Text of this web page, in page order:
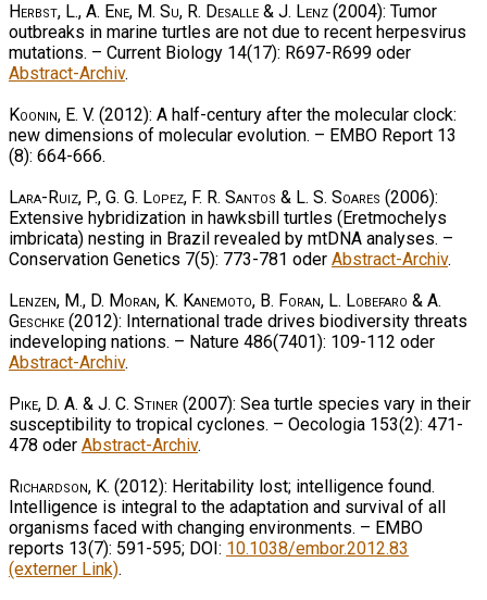
Herbst, L., A. Ene, M. Su, R. Desalle & J. Lenz (2004): Tumor
outbreaks in marine turtles are not due to recent herpesvirus
mutations. – Current Biology 14(17): R697-R699 oder
Abstract-Archiv.
Koonin, E. V. (2012): A half-century after the molecular clock:
new dimensions of molecular evolution. – EMBO Report 13
(8): 664-666.
Lara-Ruiz, P., G. G. Lopez, F. R. Santos & L. S. Soares (2006):
Extensive hybridization in hawksbill turtles (Eretmochelys
imbricata) nesting in Brazil revealed by mtDNA analyses. –
Conservation Genetics 7(5): 773-781 oder Abstract-Archiv.
Lenzen, M., D. Moran, K. Kanemoto, B. Foran, L. Lobefaro & A.
Geschke (2012): International trade drives biodiversity threats
indeveloping nations. – Nature 486(7401): 109-112 oder
Abstract-Archiv.
Pike, D. A. & J. C. Stiner (2007): Sea turtle species vary in their
susceptibility to tropical cyclones. – Oecologia 153(2): 471-
478 oder Abstract-Archiv.
Richardson, K. (2012): Heritability lost; intelligence found.
Intelligence is integral to the adaptation and survival of all
organisms faced with changing environments. – EMBO
reports 13(7): 591-595; DOI: 10.1038/embor.2012.83
(externer Link).